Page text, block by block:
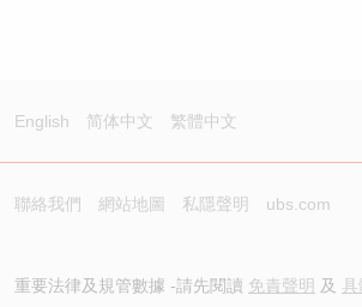
English 简体中文 繁體中文
聯絡我們 網站地圖 私隱聲明 ubs.com
重要法律及規管數據 -請先閱讀 免責聲明 及